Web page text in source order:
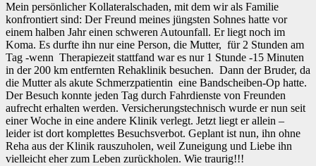
Mein persönlicher Kollateralschaden, mit dem wir als Familie
konfrontiert sind: Der Freund meines jüngsten Sohnes hatte vor
einem halben Jahr einen schweren Autounfall. Er liegt noch im
Koma. Es durfte ihn nur eine Person, die Mutter, für 2 Stunden am
Tag -wenn Therapiezeit stattfand war es nur 1 Stunde -15 Minuten
in der 200 km entfernten Rehaklinik besuchen. Dann der Bruder, da
die Mutter als akute Schmerzpatientin eine Bandscheiben-Op hatte.
Der Besuch konnte jeden Tag durch Fahrdienste von Freunden
aufrecht erhalten werden. Versicherungstechnisch wurde er nun seit
einer Woche in eine andere Klinik verlegt. Jetzt liegt er allein –
leider ist dort komplettes Besuchsverbot. Geplant ist nun, ihn ohne
Reha aus der Klinik rauszuholen, weil Zuneigung und Liebe ihn
vielleicht eher zum Leben zurückholen. Wie traurig!!!